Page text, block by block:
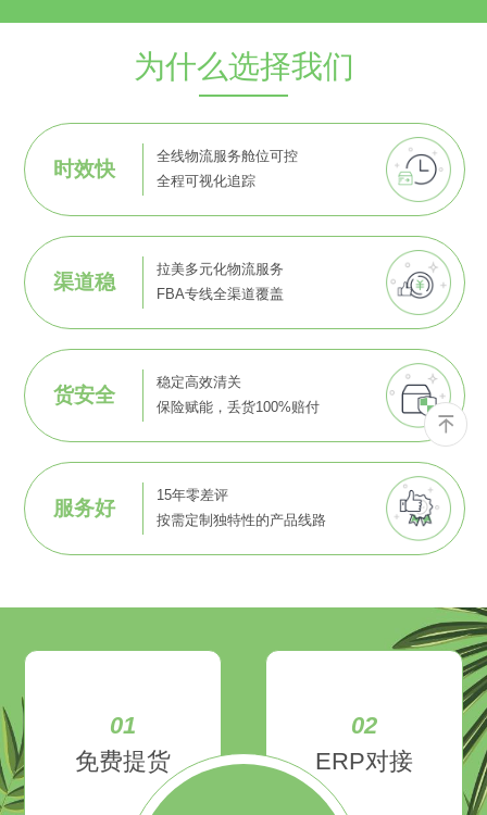
为什么选择我们
时效快
全线物流服务舱位可控
全程可视化追踪
渠道稳
拉美多元化物流服务
FBA专线全渠道覆盖
货安全
稳定高效清关
保险赋能，丢货100%赔付
服务好
15年零差评
按需定制独特性的产品线路
01
免费提货
02
ERP对接